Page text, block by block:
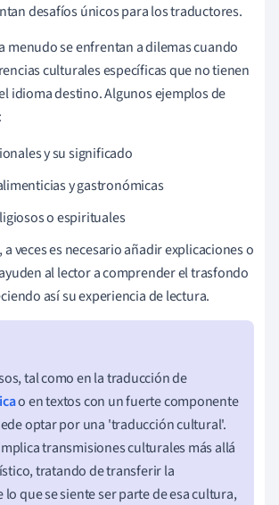
desafíos únicos para los traductores.
menudo se enfrentan a dilemas cuando
culturales específicas que no tienen
idioma destino. Algunos ejemplos de
y su significado
y gastronómicas
o espirituales
a veces es necesario añadir explicaciones o
al lector a comprender el trasfondo
así su experiencia de lectura.
tal como en la traducción de
o en textos con un fuerte componente
optar por una 'traducción cultural'.
transmisiones culturales más allá
tratando de transferir la
lo que se siente ser parte de esa cultura,